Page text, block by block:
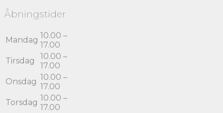
Åbningstider
Mandag 10.00 –
17.00
Tirsdag
10.00 –
17.00
Onsdag 10.00 –
17.00
Torsdag 10.00 –
17.00